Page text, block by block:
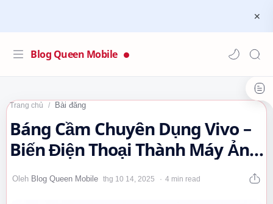
Blog Queen Mobile
Trang chủ Bài đăng
Báng Cầm Chuyên Dụng Vivo –
Biến Điện Thoại Thành Máy Ảnh
DSLR Thực Thụ 📸 #Vivo…
4 min read